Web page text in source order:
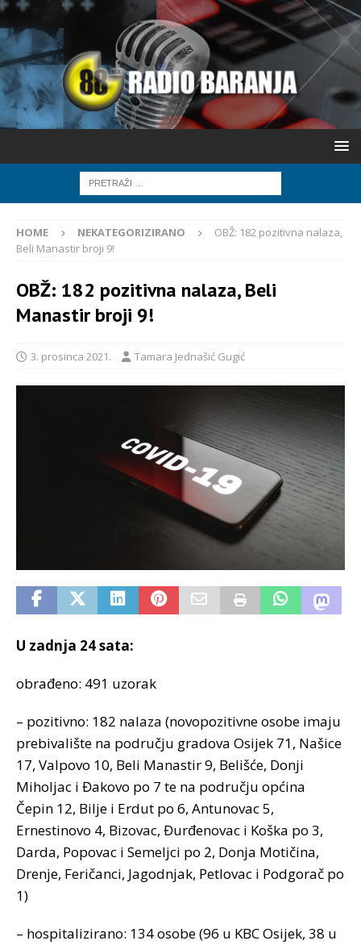
HOME NEKATEGORIZIRANO
OBŽ: 182 pozitivna nalaza,
Beli Manastir broji 9!
OBŽ: 182 pozitivna nalaza, Beli
Manastir broji 9!
3. prosinca 2021. Tamara Jednašić Gugić
U zadnja 24 sata:
obrađeno: 491 uzorak
– pozitivno: 182 nalaza (novopozitivne osobe imaju
prebivalište na području gradova Osijek 71, Našice
17, Valpovo 10, Beli Manastir 9, Belišće, Donji
Miholjac i Đakovo po 7 te na području općina
Čepin 12, Bilje i Erdut po 6, Antunovac 5,
Ernestinovo 4, Bizovac, Đurđenovac i Koška po 3,
Darda, Popovac i Semeljci po 2, Donja Motičina,
Drenje, Feričanci, Jagodnjak, Petlovac i Podgorač po
1)
– hospitalizirano: 134 osobe (96 u KBC Osijek, 38 u